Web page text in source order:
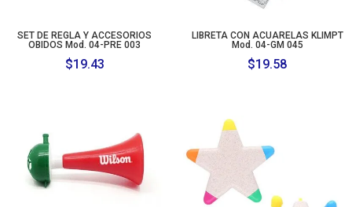
SET DE REGLA Y ACCESORIOS
OBIDOS Mod. 04-PRE 003
$19.43
LIBRETA CON ACUARELAS KLIMPT
Mod. 04-GM 045
$19.58